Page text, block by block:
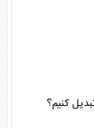
کنیم؟